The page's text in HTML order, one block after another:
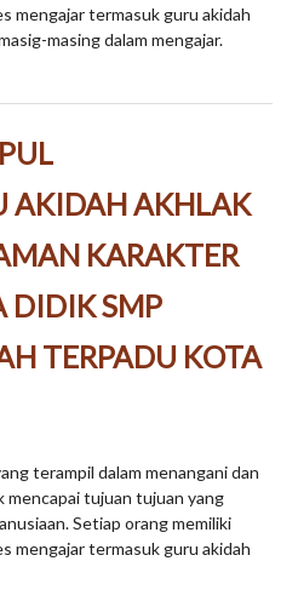
mengajar termasuk guru akidah
masing dalam mengajar.
AKIDAH AKHLAK
KARAKTER
DIDIK SMP
TERPADU KOTA
terampil dalam menangani dan
tujuan tujuan yang
Setiap orang memiliki
mengajar termasuk guru akidah